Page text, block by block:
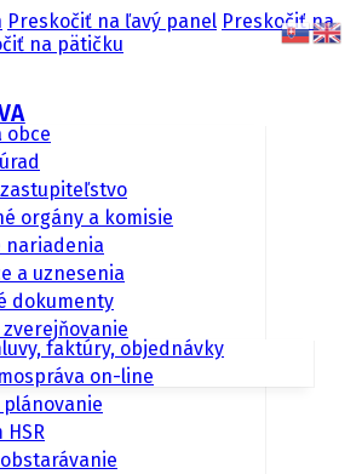
Preskočiť na ľavý panel Preskočiť na
na pätičku
obce
orgány a komisie
nariadenia
a uznesenia
dokumenty
zverejňovanie
faktúry, objednávky
on-line
plánovanie
HSR